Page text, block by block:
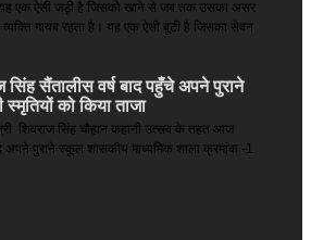
एक ऐसी जड़ी है जिसको खाने से जब तक उसका असर
गायब रहता है। यह एक ऐसी बूटी है जिसका सेवन
सिंह सैंतालीस वर्ष बाद पहुँचे अपने पुराने
को किया ताजा
शिवराज सिंह चौहान कहानी उत्सव के तहत आज
अपने पुराने स्कूल शासकीय माध्यमिक शाला क्रमांक -1